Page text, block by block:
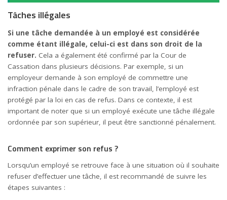
Tâches illégales
Si une tâche demandée à un employé est considérée
comme étant illégale, celui-ci est dans son droit de la
refuser. Cela a également été confirmé par la Cour de
Cassation dans plusieurs décisions. Par exemple, si un
employeur demande à son employé de commettre une
infraction pénale dans le cadre de son travail, l’employé est
protégé par la loi en cas de refus. Dans ce contexte, il est
important de noter que si un employé exécute une tâche illégale
ordonnée par son supérieur, il peut être sanctionné pénalement.
Comment exprimer son refus ?
Lorsqu’un employé se retrouve face à une situation où il souhaite
refuser d’effectuer une tâche, il est recommandé de suivre les
étapes suivantes :